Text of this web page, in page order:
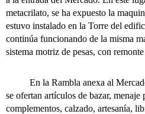
metacrilato, se ha expuesto la
estuvo instalado en la Torre del
continúa funcionando de la misma
sistema motriz de pesas, con
En la Rambla anexa al Mercado
se ofertan artículos de bazar, menaje
complementos, calzado, artesanía,